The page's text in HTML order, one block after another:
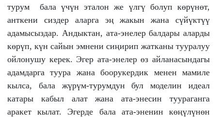
турум бала үчүн эталон же үлгү болуп көрүнөт,
анткени сиздер аларга эң жакын жана сүйүктүү
адамысыздар. Андыктан, ата-энелер балдары аларды
көрүп, күн сайын эмнени сиңирип жатканы тууралуу
ойлонушу керек. Эгер ата-энелер өз айланасындагы
адамдарга туура жана боорукердик менен мамиле
кылса, бала жүрүм-турумдун бул моделин идеал
катары кабыл алат жана ата-энесин туураганга
аракет кылат. Эгерде бала ата-эненин көңүлүнөн